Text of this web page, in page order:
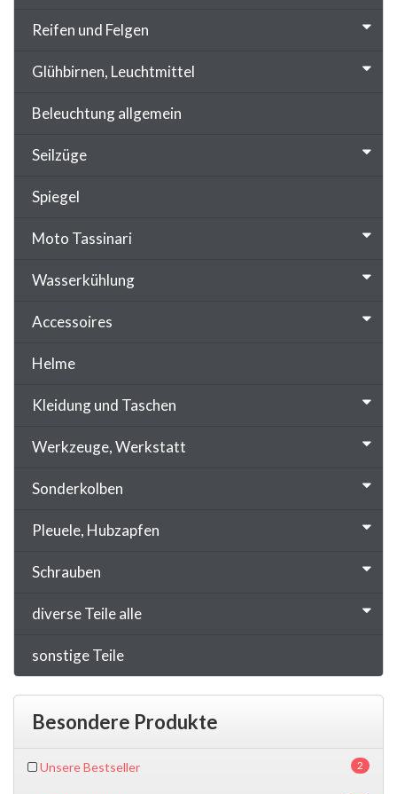
Reifen und Felgen
Glühbirnen, Leuchtmittel
Beleuchtung allgemein
Seilzüge
Spiegel
Moto Tassinari
Wasserkühlung
Accessoires
Helme
Kleidung und Taschen
Werkzeuge, Werkstatt
Sonderkolben
Pleuele, Hubzapfen
Schrauben
diverse Teile alle
sonstige Teile
Besondere Produkte
2
Unsere Bestseller